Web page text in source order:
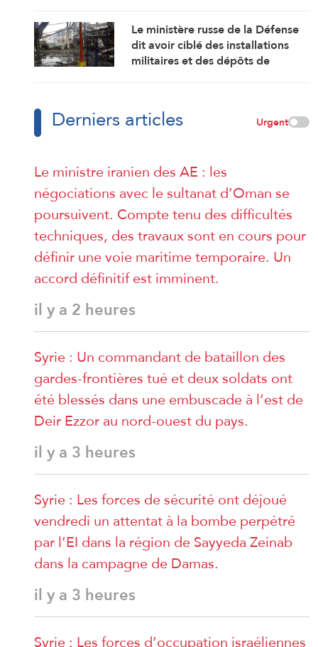
Le ministère russe de la Défense
dit avoir ciblé des installations
militaires et des dépôts de
Derniers articles Urgent
Le ministre iranien des AE : les
négociations avec le sultanat d’Oman se
poursuivent. Compte tenu des difficultés
techniques, des travaux sont en cours pour
définir une voie maritime temporaire. Un
accord définitif est imminent.
il y a 2 heures
Syrie : Un commandant de bataillon des
gardes-frontières tué et deux soldats ont
été blessés dans une embuscade à l’est de
Deir Ezzor au nord-ouest du pays.
il y a 3 heures
Syrie : Les forces de sécurité ont déjoué
vendredi un attentat à la bombe perpétré
par l’EI dans la région de Sayyeda Zeinab
dans la campagne de Damas.
il y a 3 heures